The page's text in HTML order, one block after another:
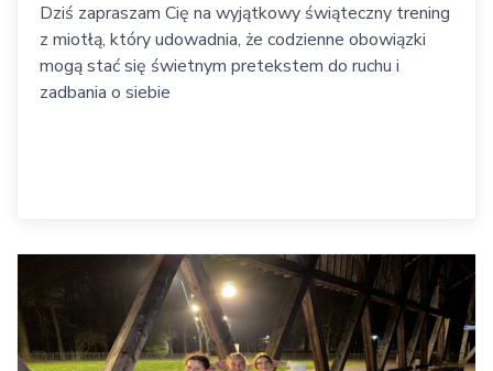
Dziś zapraszam Cię na wyjątkowy świąteczny trening
z miotłą, który udowadnia, że codzienne obowiązki
mogą stać się świetnym pretekstem do ruchu i
zadbania o siebie